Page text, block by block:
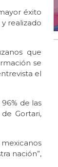
éxito
realizado
que
se
el
de las
Gortari,
nación”,